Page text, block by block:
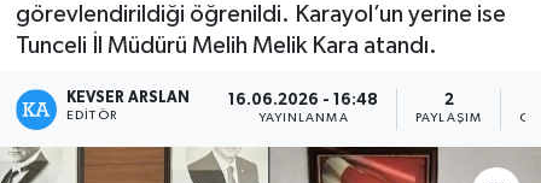
görevlendirildiği öğrenildi. Karayol’un yerine ise
Tunceli İl Müdürü Melih Melik Kara atandı.
KEVSER ARSLAN
EDITÖR
16.06.2026 - 16:48
YAYINLANMA
2
PAYLAŞIM
Yaşam